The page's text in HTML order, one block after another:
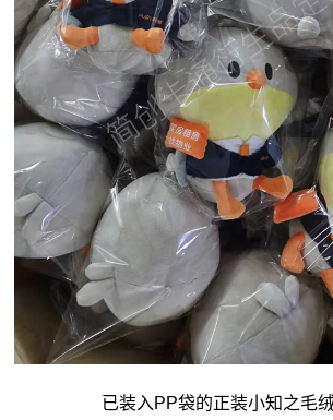
已装入PP袋的正装小知之毛